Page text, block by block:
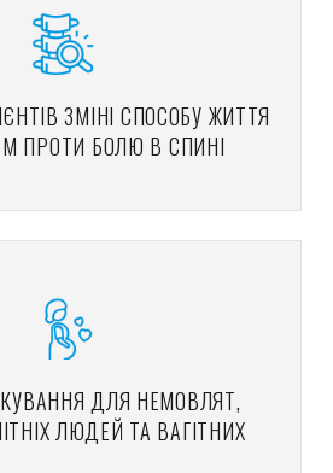
ЗМІНІ СПОСОБУ ЖИТТЯ
ПРОТИ БОЛЮ В СПИНІ
ДЛЯ НЕМОВЛЯТ,
ЛЮДЕЙ ТА ВАГІТНИХ